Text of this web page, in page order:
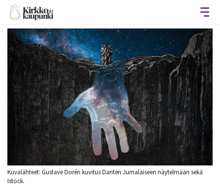
Kuvalähteet: Gustave Dorén kuvitus Danten Jumalaiseen näytelmään sekä
Istock.